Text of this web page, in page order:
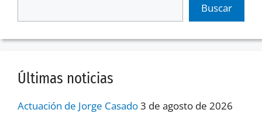
Buscar
Últimas noticias
Actuación de Jorge Casado3 de agosto de 2026